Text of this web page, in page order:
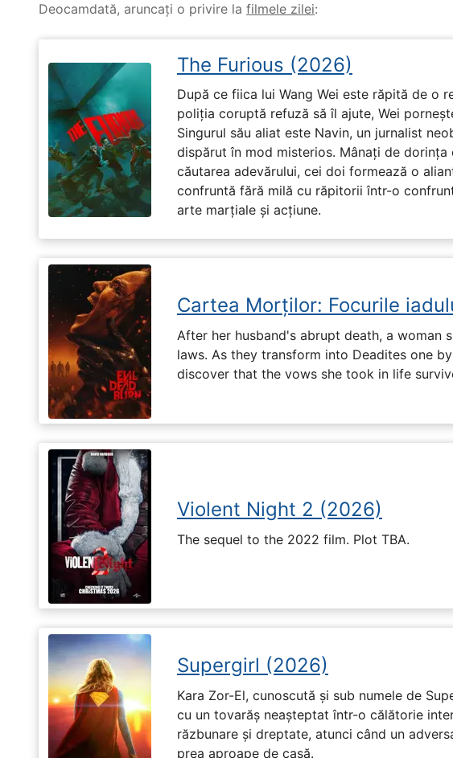
Deocamdată, aruncați o privire la filmele zilei:
The Furious (2026)
După ce fiica lui Wang Wei este răpită de o
poliția coruptă refuză să îl ajute, Wei
Singurul său aliat este Navin, un jurnalist
dispărut în mod misterios. Mânați de dorința
căutarea adevărului, cei doi formează o
confruntă fără milă cu răpitorii într-o
arte marțiale și acțiune.
Cartea Morților: Focurile
After her husband's abrupt death, a woman
laws. As they transform into Deadites one
discover that the vows she took in life
Violent Night 2 (2026)
The sequel to the 2022 film. Plot TBA.
Supergirl (2026)
Kara Zor-El, cunoscută și sub numele de
cu un tovarăș neașteptat într-o călătorie
răzbunare și dreptate, atunci când un
prea aproape de casă.